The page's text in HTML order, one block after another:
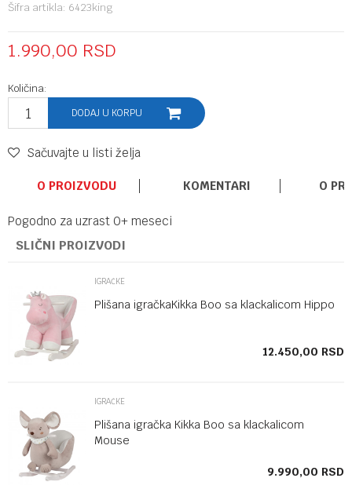
Šifra artikla: 6423king
1.990,00 RSD
Količina:
DODAJ U KORPU
Sačuvajte u listi želja
O PROIZVODU KOMENTARI O
Pogodno za uzrast 0+ meseci
SLIČNI PROIZVODI
IGRAČKE
Plišana igračkaKikka Boo sa klackalicom Hippo
12.450,00 RSD
IGRAČKE
Plišana igračka Kikka Boo sa klackalicom
Mouse
9.990,00 RSD